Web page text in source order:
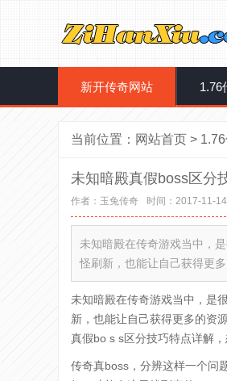
新开传奇网站 1.76
当前位置： 网站首页 >
未知暗殿真假boss区分
作者： 玉兔传奇 时间：2017-11-
未知暗殿在传奇游戏当中，
怪刷新，也能让自己获得更
未知暗殿在传奇游戏当中，是
新，也能让自己获得更多的资
真假bo s s区分技巧特点详解，
传奇真boss，分辨这样一个问